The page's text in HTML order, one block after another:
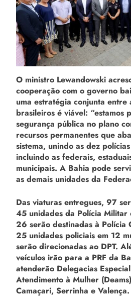
O ministro Lewandowski
cooperação com o governo
uma estratégia conjunta entre
brasileiros é viável: “estamos
segurança pública no plano
recursos permanentes que
sistema, unindo as dez
incluindo as federais,
municipais. A Bahia pode
as demais unidades da
Das viaturas entregues, 97
45 unidades da Polícia Militar
26 serão destinadas à Polícia
25 unidades policiais em 12
serão direcionadas ao DPT.
veículos irão para a PRF da
atenderão Delegacias
Atendimento à Mulher
Camaçari, Serrinha e Valença.